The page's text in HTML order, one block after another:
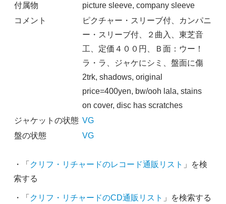
付属物
picture sleeve, company sleeve
コメント
ピクチャー・スリーブ付、カンパニ
ー・スリーブ付、２曲入、東芝音
工、定価４００円、Ｂ面：ウー！
ラ・ラ、ジャケにシミ、盤面に傷
2trk, shadows, original
price=400yen, bw/ooh lala, stains
on cover, disc has scratches
ジャケットの状態 VG
盤の状態
VG
・「 クリフ・リチャードのレコード通販リスト 」を検
索する
・「 クリフ・リチャードのCD通販リスト 」を検索する